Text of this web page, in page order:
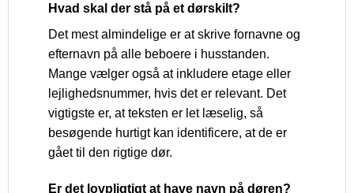
Hvad skal der stå på et dørskilt?
Det mest almindelige er at skrive fornavne og
efternavn på alle beboere i husstanden.
Mange vælger også at inkludere etage eller
lejlighedsnummer, hvis det er relevant. Det
vigtigste er, at teksten er let læselig, så
besøgende hurtigt kan identificere, at de er
gået til den rigtige dør.
Er det lovpligtigt at have navn på døren?